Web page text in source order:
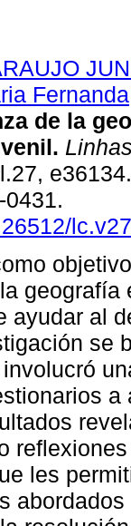
Fernanda
de la
geografía
ayudar al
se
les